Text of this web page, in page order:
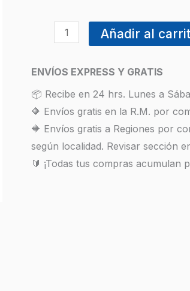
Añadir al
ENVÍOS EXPRESS Y GRATIS
📦 Recibe en 24 hrs. Lunes a
🔶 Envíos gratis en la R.M. por
🔶 Envíos gratis a Regiones por
según localidad. Revisar sección
🔰 ¡Todas tus compras acumulan